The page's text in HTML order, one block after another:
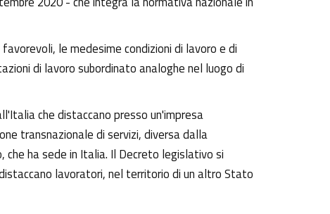
le medesime condizioni di lavoro e di
di lavoro subordinato analoghe nel luogo di
che distaccano presso un'impresa
transnazionale di servizi, diversa dalla
ha sede in Italia. Il Decreto legislativo si
lavoratori, nel territorio di un altro Stato